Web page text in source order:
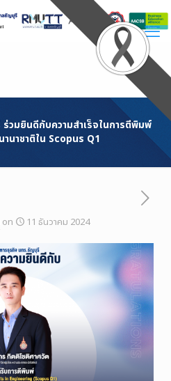
วมยินดีกับความสำเร็จในการตีพิมพ์
นาชาติใน Scopus Q1
on 11 ธันวาคม 2024